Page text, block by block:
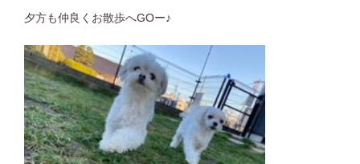
夕方も仲良くお散歩へGOー♪